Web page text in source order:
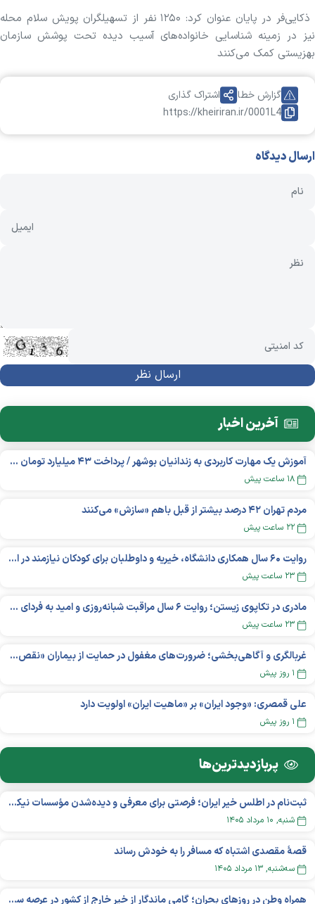
ذکایی‌فر در پایان عنوان کرد: ۱۲۵۰ نفر از تسهیلگران پویش سلام محله
نیز در زمینه شناسایی خانواده‌های آسیب دیده تحت پوشش سازمان
بهزیستی کمک می‌کنند
https://kheiriran.ir/0001L4
گزارش خطا اشتراک گذاری
ارسال دیدگاه
آخرین اخبار
آموزش یک مهارت کاربردی به زندانیان بوشهر / پرداخت ۴۳ میلیارد تومان تسهیلات خوداشتغالی
۱۸ ساعت پیش
مردم تهران ۴۲ درصد بیشتر از قبل باهم «سازش» می‌کنند
۲۲ ساعت پیش
روایت ۶۰ سال همکاری دانشگاه، خیریه و داوطلبان برای کودکان نیازمند در استرالیا
۲۳ ساعت پیش
مادری در تکاپوی زیستن؛ روایت ۶ سال مراقبت شبانه‌روزی و امید به فردای «نورا»
۲۳ ساعت پیش
غربالگری و آگاهی‌بخشی؛ ضرورت‌های مغفول در حمایت از بیماران «نقص ایمنی اولیه»
۱ روز پیش
علی قمصری: «وجود ایران» بر «ماهیت ایران» اولویت دارد
۱ روز پیش
پربازدید‌ترین‌ها
ثبت‌نام در اطلس خیر ایران؛ فرصتی برای معرفی و دیده‌شدن مؤسسات نیکوکاری
شنبه, ۱۰ مرداد ۱۴۰۵
قصهٔ مقصدی اشتباه که مسافر را به خودش رساند
سه‌شنبه, ۱۳ مرداد ۱۴۰۵
همراه وطن در روزهای بحران؛ گامی ماندگار از خیر خارج از کشور در عرصه سلامت